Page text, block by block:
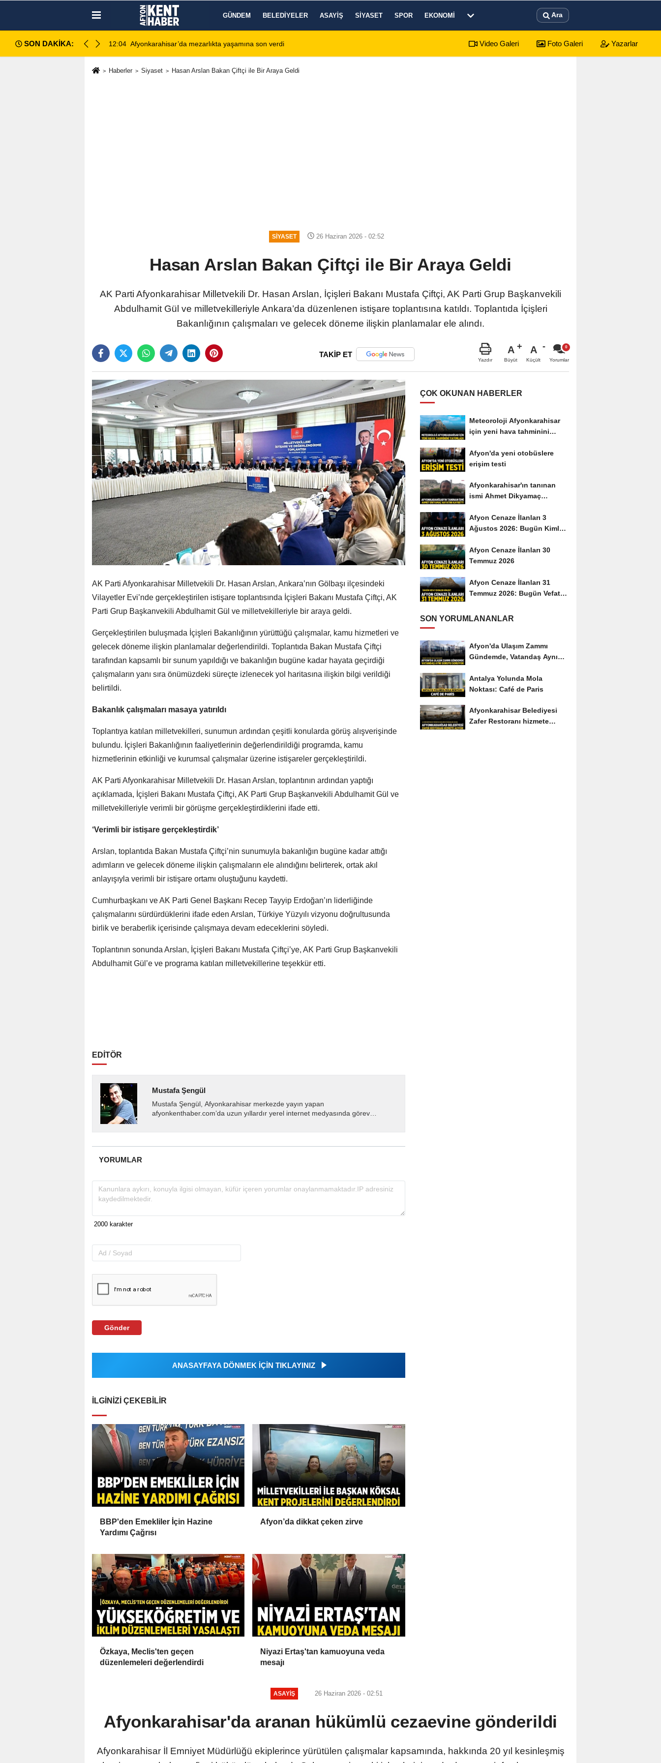
GÜNDEM BELEDIYELER ASAYIŞ SIYASET SPOR EKONOMI Ara
SON DAKİKA:
son verdi 12:10 Afyon Cenaze İlanları: 6 Ağustos 2026 Perşembe Video Galeri Foto Galeri Yazarlar
Haberler Siyaset Hasan Arslan Bakan Çiftçi ile Bir Araya Geldi
SIYASET 26 Haziran 2026 - 02:52
Hasan Arslan Bakan Çiftçi ile Bir Araya Geldi
AK Parti Afyonkarahisar Milletvekili Dr. Hasan Arslan, İçişleri Bakanı Mustafa Çiftçi, AK Parti Grup Başkanvekili
Abdulhamit Gül ve milletvekilleriyle Ankara’da düzenlenen istişare toplantısına katıldı. Toplantıda İçişleri
Bakanlığının çalışmaları ve gelecek döneme ilişkin planlamalar ele alındı.
TAKİP ET
Yazdır
A
Büyüt
A
Küçült Yorumlar
AK Parti Afyonkarahisar Milletvekili Dr. Hasan Arslan, Ankara’nın Gölbaşı ilçesindeki
Vilayetler Evi’nde gerçekleştirilen istişare toplantısında İçişleri Bakanı Mustafa Çiftçi, AK
Parti Grup Başkanvekili Abdulhamit Gül ve milletvekilleriyle bir araya geldi.
Gerçekleştirilen buluşmada İçişleri Bakanlığının yürüttüğü çalışmalar, kamu hizmetleri ve
gelecek döneme ilişkin planlamalar değerlendirildi. Toplantıda Bakan Mustafa Çiftçi
tarafından kapsamlı bir sunum yapıldığı ve bakanlığın bugüne kadar hayata geçirdiği
çalışmaların yanı sıra önümüzdeki süreçte izlenecek yol haritasına ilişkin bilgi verildiği
belirtildi.
Bakanlık çalışmaları masaya yatırıldı
Toplantıya katılan milletvekilleri, sunumun ardından çeşitli konularda görüş alışverişinde
bulundu. İçişleri Bakanlığının faaliyetlerinin değerlendirildiği programda, kamu
hizmetlerinin etkinliği ve kurumsal çalışmalar üzerine istişareler gerçekleştirildi.
AK Parti Afyonkarahisar Milletvekili Dr. Hasan Arslan, toplantının ardından yaptığı
açıklamada, İçişleri Bakanı Mustafa Çiftçi, AK Parti Grup Başkanvekili Abdulhamit Gül ve
milletvekilleriyle verimli bir görüşme gerçekleştirdiklerini ifade etti.
‘Verimli bir istişare gerçekleştirdik’
Arslan, toplantıda Bakan Mustafa Çiftçi’nin sunumuyla bakanlığın bugüne kadar attığı
adımların ve gelecek döneme ilişkin çalışmaların ele alındığını belirterek, ortak akıl
anlayışıyla verimli bir istişare ortamı oluştuğunu kaydetti.
Cumhurbaşkanı ve AK Parti Genel Başkanı Recep Tayyip Erdoğan’ın liderliğinde
çalışmalarını sürdürdüklerini ifade eden Arslan, Türkiye Yüzyılı vizyonu doğrultusunda
birlik ve beraberlik içerisinde çalışmaya devam edeceklerini söyledi.
Toplantının sonunda Arslan, İçişleri Bakanı Mustafa Çiftçi’ye, AK Parti Grup Başkanvekili
Abdulhamit Gül’e ve programa katılan milletvekillerine teşekkür etti.
EDİTÖR
Mustafa Şengül
Mustafa Şengül, Afyonkarahisar merkezde yayın yapan
afyonkenthaber.com’da uzun yıllardır yerel internet medyasında görev
YORUMLAR
Gönder
ANASAYFAYA DÖNMEK İÇİN TIKLAYINIZ
İLGINIZI ÇEKEBILIR
BBP'den Emekliler İçin Hazine
Yardımı Çağrısı
Afyon’da dikkat çeken zirve
Özkaya, Meclis'ten geçen
düzenlemeleri değerlendirdi
Niyazi Ertaş'tan kamuoyuna veda
mesajı
ÇOK OKUNAN HABERLER
Meteoroloji Afyonkarahisar
için yeni hava tahminini
Afyon'da yeni otobüslere
erişim testi
Afyonkarahisar'ın tanınan
ismi Ahmet Dikyamaç
Afyon Cenaze İlanları 3
Ağustos 2026: Bugün Kimler
Afyon Cenaze İlanları 30
Temmuz 2026
Afyon Cenaze İlanları 31
Temmuz 2026: Bugün Vefat
SON YORUMLANANLAR
Afyon'da Ulaşım Zammı
Gündemde, Vatandaş Aynı
Antalya Yolunda Mola
Noktası: Café de Paris
Afyonkarahisar Belediyesi
Zafer Restoranı hizmete
ASAYIŞ 26 Haziran 2026 - 02:51
Afyonkarahisar'da aranan hükümlü cezaevine gönderildi
Afyonkarahisar İl Emniyet Müdürlüğü ekiplerince yürütülen çalışmalar kapsamında, hakkında 20 yıl kesinleşmiş